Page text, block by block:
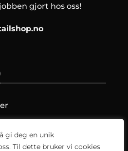
gi deg en unik
Til dette bruker vi cookies
gjort hos oss!